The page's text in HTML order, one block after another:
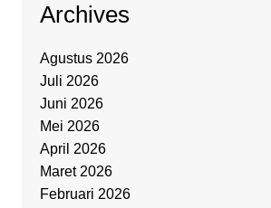
Archives
Agustus 2026
Juli 2026
Juni 2026
Mei 2026
April 2026
Maret 2026
Februari 2026